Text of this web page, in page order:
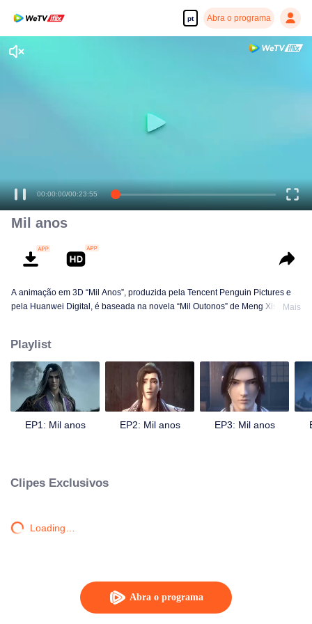
pt Abra o programa
Abra o programa
Desfrute de séries em alta definição e com reprodução suave
00:00:00/00:23:55
Mil anos
A animação em 3D “Mil Anos”, produzida pela Tencent Penguin Pictures e
pela Huanwei Digital, é baseada na novela “Mil Outonos” de Meng Xishi. O
protagonista é capaz de ver atrás da situação geral e cultivar um coração de
espadachim.
Mais
Playlist
EP1: Mil anos EP2: Mil anos EP3: Mil anos
Clipes Exclusivos
Loading…